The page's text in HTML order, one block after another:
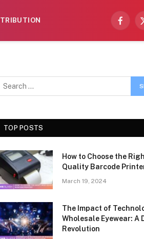
TOP POSTS
How to Choose the
Quality Barcode
March 19, 2024
The Impact of
Wholesale Eyewear: A
Revolution